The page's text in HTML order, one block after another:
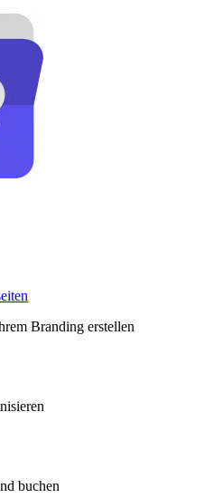
Branding erstellen
buchen